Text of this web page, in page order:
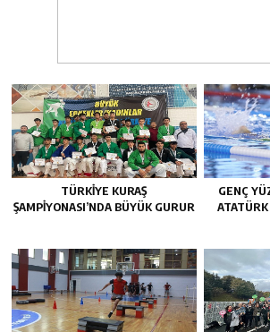
TÜRKIYE KURAŞ
ŞAMPIYONASI’NDA BÜYÜK GURUR
GENÇ